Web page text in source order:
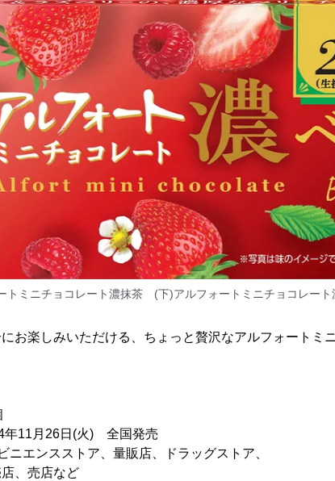
トミニチョコレート濃抹茶 (下)アルフォートミニチョコレート
お楽しみいただける、ちょっと贅沢なアルフォートミ
26日(火) 全国発売
ニエンスストア、量販店、ドラッグストア、
など